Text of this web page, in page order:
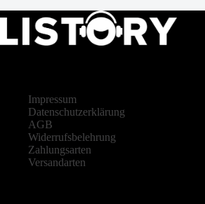
Impressum
Datenschutzerklärung
AGB
Widerrufsbelehrung
Zahlungsarten
Versandarten